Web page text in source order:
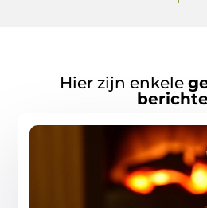
Hier zijn enkele